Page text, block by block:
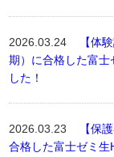
2026.03.24
【体
期）に合格した富士
した！
2026.03.23
【保
合格した富士ゼミ